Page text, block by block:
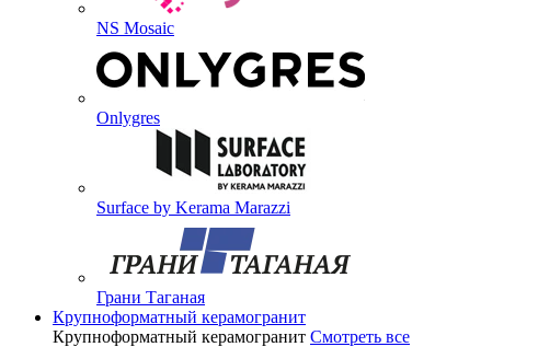
NS Mosaic
Onlygres
Surface by Kerama Marazzi
Грани Таганая
Крупноформатный керамогранит
Крупноформатный керамогранит Смотреть все